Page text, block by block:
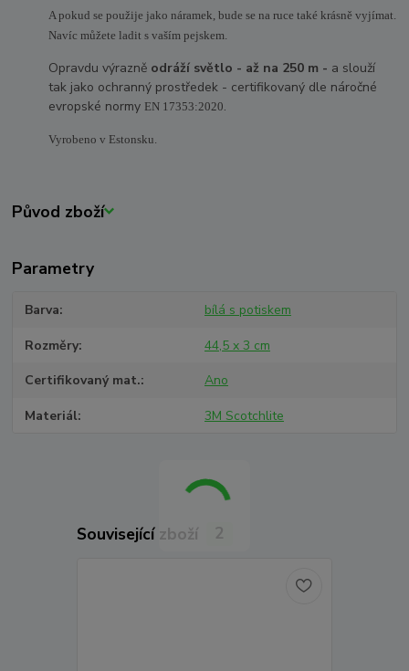
A pokud se použije jako náramek, bude se na ruce také krásně vyjímat.
Navíc můžete ladit s vaším pejskem.
Opravdu výrazně odráží světlo - až na 250 m - a slouží
tak jako ochranný prostředek - certifikovaný dle náročné
evropské normy EN 17353:2020.
Vyrobeno v Estonsku.
Původ zboží
Parametry
Barva bílá s potiskem
Rozměry 44,5 x 3 cm
Certifikovaný mat. Ano
Materiál 3M Scotchlite
Související zboží 2